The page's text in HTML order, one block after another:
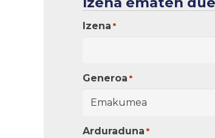
Izena *
Generoa *
Arduraduna *